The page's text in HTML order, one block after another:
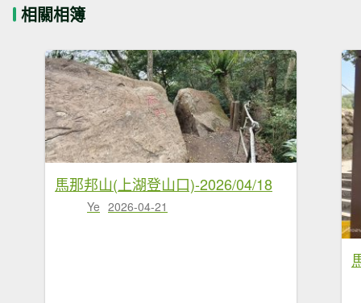
相關相簿
馬那邦山(上湖登山口)-2026/04/18
Ye 2026-04-21